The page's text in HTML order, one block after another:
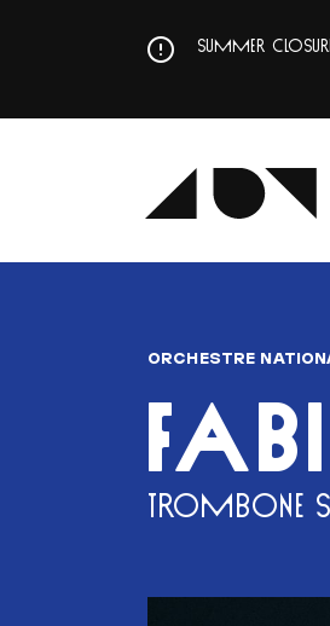
SUMMER
ORCHESTRE
TROMBONE